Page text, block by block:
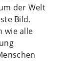
der Welt
Bild.
wie alle